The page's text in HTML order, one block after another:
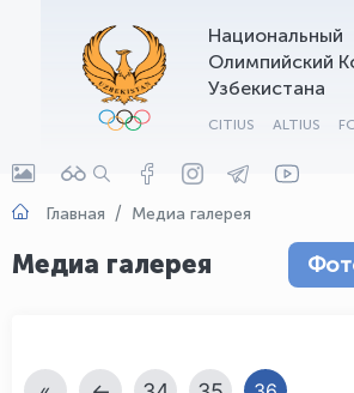
Национальный
Олимпийский
Узбекистана
CITIUS ALTIUS
Главная Медиа галерея
Медиа галерея
OLYMPCHIK AI - yordamchi
Онлайн · olympic.uz